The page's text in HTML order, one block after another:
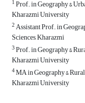
1Prof. in Geography &
Kharazmi University
2Assistant Prof. in
Sciences, Kharazmi
3Prof. in Geography &
Kharazmi University
4MA in Geography &
Kharazmi University